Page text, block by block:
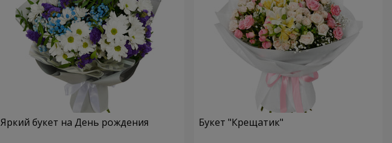
Яркий букет на День рождения Букет "Крещатик"